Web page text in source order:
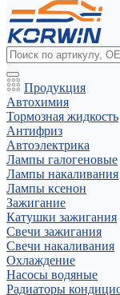
Продукция
Автохимия
Тормозная жидкость
Антифриз
Автоэлектрика
Лампы галогеновые
Лампы накаливания
Лампы ксенон
Зажигание
Катушки зажигания
Свечи зажигания
Свечи накаливания
Охлаждение
Насосы водяные
Радиаторы